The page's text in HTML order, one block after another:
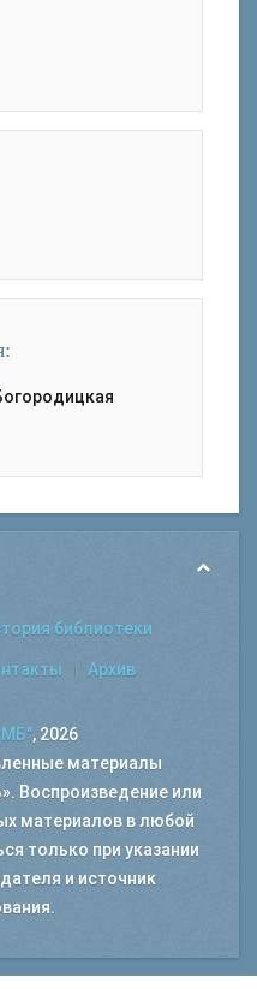
библиотеки
Архив
, 2026
материалы
Воспроизведение или
материалов в любой
только при указании
и источник